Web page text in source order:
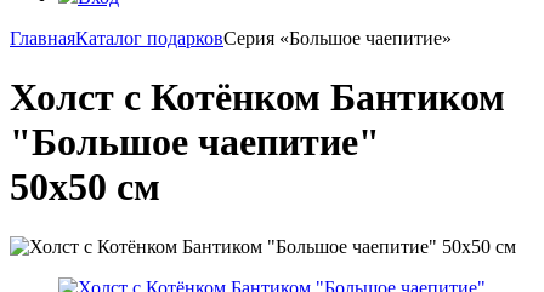
ГлавнаяКаталог подарковСерия «Большое чаепитие»
Холст с Котёнком Бантиком
"Большое чаепитие"
50х50 см